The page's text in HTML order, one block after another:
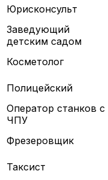
Юрисконсульт
Заведующий
детским садом
Косметолог
Полицейский
Оператор станков с
ЧПУ
Фрезеровщик
Таксист